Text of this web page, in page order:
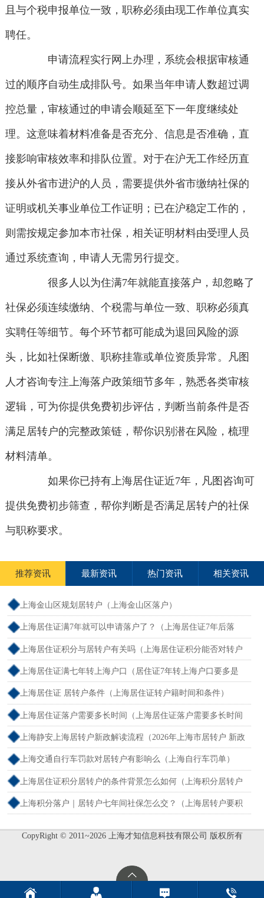
且与个税申报单位一致，职称必须由现工作单位真实
聘任。
申请流程实行网上办理，系统会根据审核通
过的顺序自动生成排队号。如果当年申请人数超过调
控总量，审核通过的申请会顺延至下一年度继续处
理。这意味着材料准备是否充分、信息是否准确，直
接影响审核效率和排队位置。对于在沪无工作经历直
接从外省市进沪的人员，需要提供外省市缴纳社保的
证明或机关事业单位工作证明；已在沪稳定工作的，
则需按规定参加本市社保，相关证明材料由受理人员
通过系统查询，申请人无需另行提交。
很多人以为住满7年就能直接落户，却忽略了
社保必须连续缴纳、个税需与单位一致、职称必须真
实聘任等细节。每个环节都可能成为退回风险的源
头，比如社保断缴、职称挂靠或单位资质异常。凡图
人才咨询专注上海落户政策细节多年，熟悉各类审核
逻辑，可为你提供免费初步评估，判断当前条件是否
满足居转户的完整政策链，帮你识别潜在风险，梳理
材料清单。
如果你已持有上海居住证近7年，凡图咨询可
提供免费初步筛查，帮你判断是否满足居转户的社保
与职称要求。
推荐资讯 最新资讯 热门资讯 相关资讯
上海金山区规划居转户（上海金山区落户）
上海居住证满7年就可以申请落户了？（上海居住证7年后落
户）
上海居住证积分与居转户有关吗（上海居住证积分能否对转户
口）
上海居住证满七年转上海户口（居住证7年转上海户口要多是
连续还是累计）
上海居住证 居转户条件（上海居住证转户籍时间和条件）
上海居住证落户需要多长时间（上海居住证落户需要多长时间
办好）
上海静安上海居转户新政解读流程（2026年上海市居转户 新政
速度）
上海交通自行车罚款对居转户有影响么（上海自行车罚单）
上海居住证积分居转户的条件背景怎么如何（上海积分居转户
要排多久）
上海积分落户｜居转户七年间社保怎么交？（上海居转户要积
CopyRight © 2011~2026 上海才知信息科技有限公司 版权所有